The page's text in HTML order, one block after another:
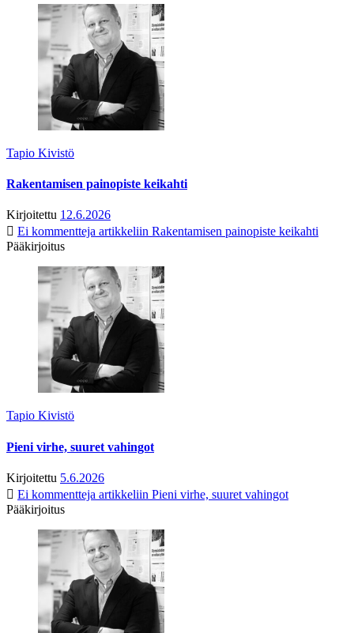
Tapio Kivistö
Rakentamisen painopiste keikahti
Kirjoitettu 12.6.2026
Ei kommentteja artikkeliin Rakentamisen painopiste keikahti
Pääkirjoitus
Tapio Kivistö
Pieni virhe, suuret vahingot
Kirjoitettu 5.6.2026
Ei kommentteja artikkeliin Pieni virhe, suuret vahingot
Pääkirjoitus